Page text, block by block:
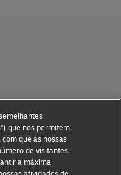
que nos permitem,
que as nossas
de visitantes,
a máxima